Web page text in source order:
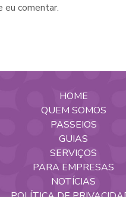
eu comentar.
HOME
QUEM SOMOS
PASSEIOS
GUIAS
SERVIÇOS
PARA EMPRESAS
NOTÍCIAS